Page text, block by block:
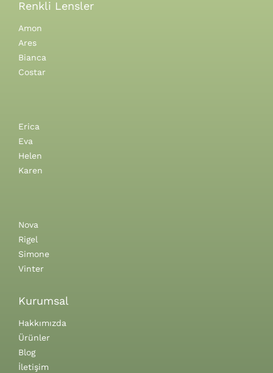
Renkli Lensler
Amon
Ares
Bianca
Costar
Erica
Eva
Helen
Karen
Nova
Rigel
Simone
Vinter
Kurumsal
Hakkımızda
Ürünler
Blog
İletişim